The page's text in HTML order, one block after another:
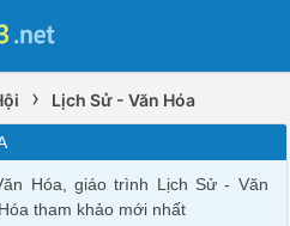
› Lịch Sử - Văn Hóa
Hóa, giáo trình Lịch Sử - Văn
tham khảo mới nhất